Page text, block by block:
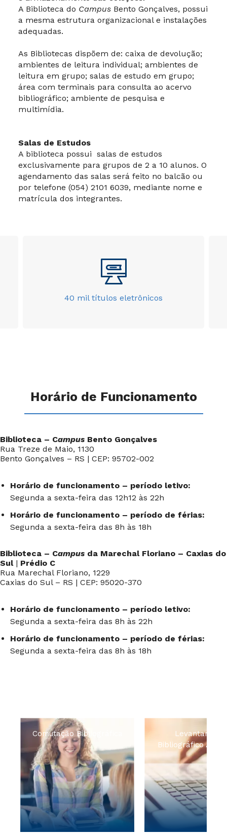
A Biblioteca do Campus Bento Gonçalves, possui
a mesma estrutura organizacional e instalações
adequadas.
As Bibliotecas dispõem de: caixa de devolução;
ambientes de leitura individual; ambientes de
leitura em grupo; salas de estudo em grupo;
área com terminais para consulta ao acervo
bibliográfico; ambiente de pesquisa e
multimídia.
Salas de Estudos
A biblioteca possui salas de estudos
exclusivamente para grupos de 2 a 10 alunos. O
agendamento das salas será feito no balcão ou
por telefone (054) 2101 6039, mediante nome e
matrícula dos integrantes.
40 mil títulos eletrônicos
Horário de Funcionamento
Biblioteca – Campus Bento Gonçalves
Rua Treze de Maio, 1130
Bento Gonçalves – RS | CEP: 95702-002
Horário de funcionamento – período letivo:
Segunda a sexta-feira das 12h12 às 22h
Horário de funcionamento – período de férias:
Segunda a sexta-feira das 8h às 18h
Biblioteca – Campus da Marechal Floriano – Caxias do
Sul| Prédio C
Rua Marechal Floriano, 1229
Caxias do Sul – RS | CEP: 95020-370
Horário de funcionamento – período letivo:
Segunda a sexta-feira das 8h às 22h
Horário de funcionamento – período de férias:
Segunda a sexta-feira das 8h às 18h
Comutação Bibliográfica
Bibliográfico